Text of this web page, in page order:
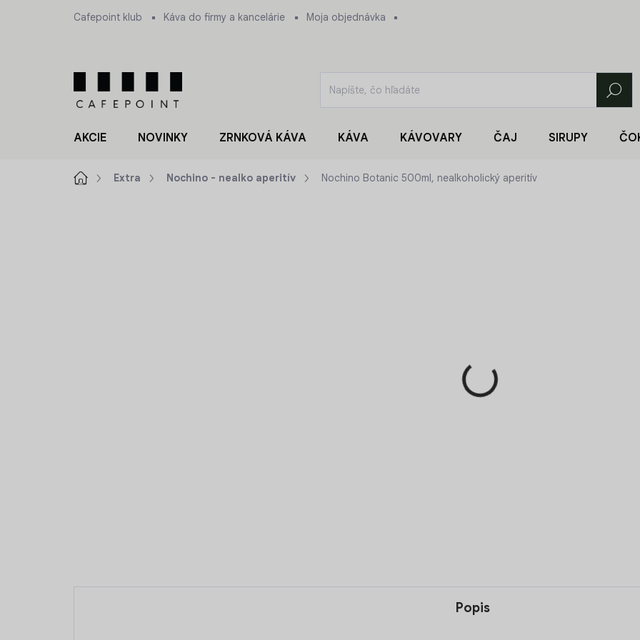
Cafepoint klub Káva do firmy a kancelárie Moja objednávka
Hľadať
AKCIE NOVINKY ZRNKOVÁ KÁVA KÁVA KÁVOVARY ČAJ SIRUPY
DomovExtra Nochino - nealko aperitív Nochino Botanic 500ml, nealkoholický aperitív
Popis